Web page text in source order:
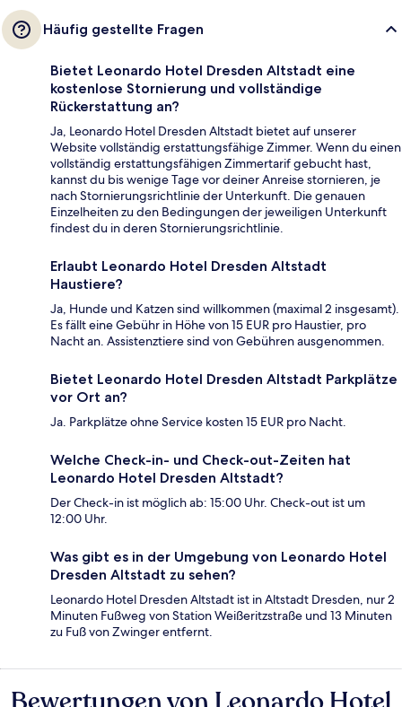
Häufig gestellte Fragen
Bietet Leonardo Hotel Dresden Altstadt eine
kostenlose Stornierung und vollständige
Rückerstattung an?
Ja, Leonardo Hotel Dresden Altstadt bietet auf unserer
Website vollständig erstattungsfähige Zimmer. Wenn du einen
vollständig erstattungsfähigen Zimmertarif gebucht hast,
kannst du bis wenige Tage vor deiner Anreise stornieren, je
nach Stornierungsrichtlinie der Unterkunft. Die genauen
Einzelheiten zu den Bedingungen der jeweiligen Unterkunft
findest du in deren Stornierungsrichtlinie.
Erlaubt Leonardo Hotel Dresden Altstadt
Haustiere?
Ja, Hunde und Katzen sind willkommen (maximal 2 insgesamt).
Es fällt eine Gebühr in Höhe von 15 EUR pro Haustier, pro
Nacht an. Assistenztiere sind von Gebühren ausgenommen.
Bietet Leonardo Hotel Dresden Altstadt Parkplätze
vor Ort an?
Ja. Parkplätze ohne Service kosten 15 EUR pro Nacht.
Welche Check-in- und Check-out-Zeiten hat
Leonardo Hotel Dresden Altstadt?
Der Check-in ist möglich ab: 15:00 Uhr. Check-out ist um
12:00 Uhr.
Was gibt es in der Umgebung von Leonardo Hotel
Dresden Altstadt zu sehen?
Leonardo Hotel Dresden Altstadt ist in Altstadt Dresden, nur 2
Minuten Fußweg von Station Weißeritzstraße und 13 Minuten
zu Fuß von Zwinger entfernt.
Bewertungen